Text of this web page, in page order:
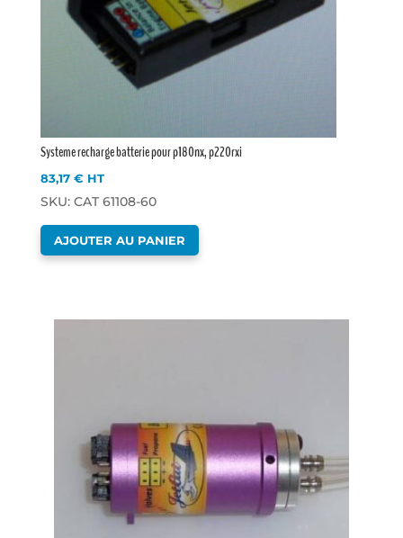
Systeme recharge batterie pour p180nx, p220rxi
83,17€ HT
SKU: CAT 61108-60
AJOUTER AU PANIER